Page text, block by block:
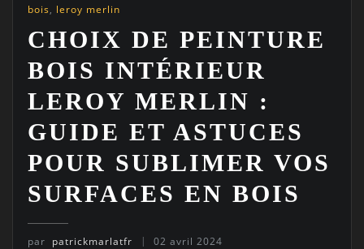
bois, leroy merlin
CHOIX DE PEINTURE
BOIS INTÉRIEUR
LEROY MERLIN :
GUIDE ET ASTUCES
POUR SUBLIMER VOS
SURFACES EN BOIS
par patrickmarlatfr 02 avril 2024